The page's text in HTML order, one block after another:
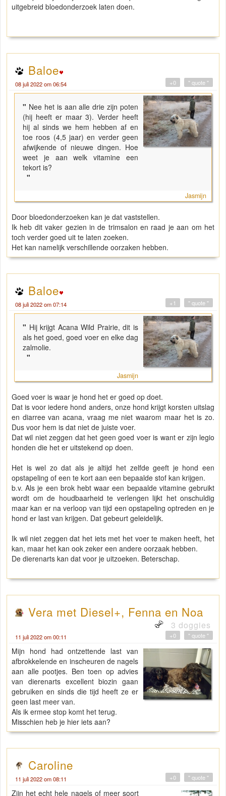
uitgebreid bloedonderzoek laten doen.
Baloe
08 juli 2022 om 06:54 " quote "
+0
" Nee het is aan alle drie zijn poten
(hij heeft er maar 3). Verder heeft
hij al sinds we hem hebben af en
toe roos (4,5 jaar) en verder geen
afwijkende of nieuwe dingen. Hoe
weet je aan welk vitamine een
tekort is?
"
Jasmijn
Door bloedonderzoeken kan je dat vaststellen.
Ik heb dit vaker gezien in de trimsalon en raad je aan om het
toch verder goed uit te laten zoeken.
Het kan namelijk verschillende oorzaken hebben.
Baloe
08 juli 2022 om 07:14 " quote "
+1
" Hij krijgt Acana Wild Prairie, dit is
als het goed, goed voer en elke dag
zalmolie.
"
Jasmijn
Goed voer is waar je hond het er goed op doet.
Dat is voor iedere hond anders, onze hond krijgt korsten uitslag
en diarree van acana, vraag me niet waarom maar het is zo.
Dus voor hem is dat niet de juiste voer.
Dat wil niet zeggen dat het geen goed voer is want er zijn legio
honden die het er uitstekend op doen.
Het is wel zo dat als je altijd het zelfde geeft je hond een
opstapeling of een te kort aan een bepaalde stof kan krijgen.
b.v. Als je een brok hebt waar een bepaalde vitamine gebruikt
wordt om de houdbaarheid te verlengen lijkt het onschuldig
maar kan er na verloop van tijd een opstapeling optreden en je
hond er last van krijgen. Dat gebeurt geleidelijk.
Ik wil niet zeggen dat het iets met het voer te maken heeft, het
kan, maar het kan ook zeker een andere oorzaak hebben.
De dierenarts kan dat voor je uitzoeken. Beterschap.
Vera met Diesel+, Fenna en Noa
3 doggies
11 juli 2022 om 00:11 " quote "
+0
Mijn hond had ontzettende last van
afbrokkelende en inscheuren de nagels
aan alle pootjes. Ben toen op advies
van dierenarts excellent biozin gaan
gebruiken en sinds die tijd heeft ze er
geen last meer van.
Als ik ermee stop komt het terug.
Misschien heb je hier iets aan?
Caroline
11 juli 2022 om 08:11 " quote "
+0
Zijn het echt hele nagels of meer soort